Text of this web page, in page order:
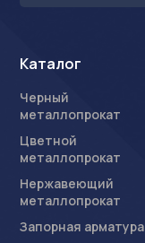
Каталог
Черный
металлопрокат
Цветной
металлопрокат
Нержавеющий
металлопрокат
Запорная арматура